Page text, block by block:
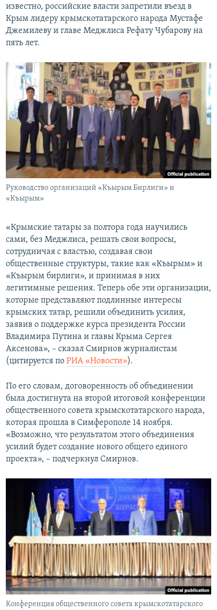
известно, российские власти запретили въезд в
Крым лидеру крымскотатарского народа Мустафе
Джемилеву и главе Меджлиса Рефату Чубарову на
пять лет.
Руководство организаций «Къырым Бирлиги» и
«Къырым»
«Крымские татары за полтора года научились
сами, без Меджлиса, решать свои вопросы,
сотрудничая с властью, создавая свои
общественные структуры, такие как «Къырым» и
«Къырым бирлиги», и принимая в них
легитимные решения. Теперь обе эти организации,
которые представляют подлинные интересы
крымских татар, решили объединить усилия,
заявив о поддержке курса президента России
Владимира Путина и главы Крыма Сергея
Аксенова», – сказал Смирнов журналистам
(цитируется по РИА «Новости»).
По его словам, договоренность об объединении
была достигнута на второй итоговой конференции
общественного совета крымскотатарского народа,
которая прошла в Симферополе 14 ноября.
«Возможно, что результатом этого объединения
усилий будет создание нового общего единого
проекта», – подчеркнул Смирнов.
Конференция общественного совета крымскотатарского